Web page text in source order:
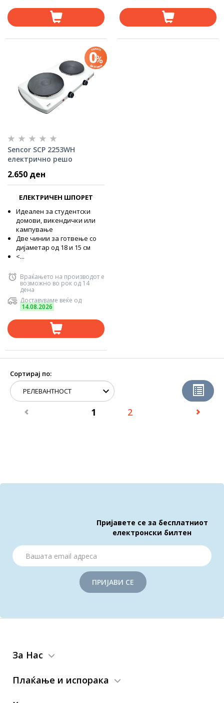
Sencor SCP 2253WH
електрично решо
2.650 ден
ЕЛЕКТРИЧЕН ШПОРЕТ
Идеален за студентски
домови, викендички или
кампување
Две чинии за готвење со
дијаметар од 18 и 15 см
<...
Враќањето на производот е
возможно во рок од 14
дена
Доставуваме веќе од
14.08.2026
Сортирај по:
1 2
Пријавете се за бесплатниот
електронски билтен
ПРИЈАВИ СЕ
За Нас
Плаќање и испорака